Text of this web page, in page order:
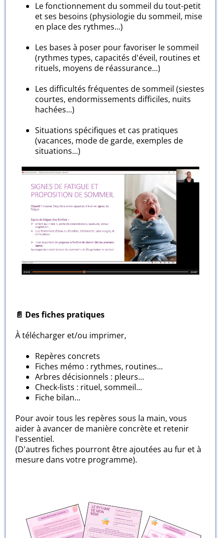
Le fonctionnement du sommeil du tout-petit
et ses besoins (physiologie du sommeil, mise
en place des rythmes...)
Les bases à poser pour favoriser le sommeil
(rythmes types, capacités d'éveil, routines et
rituels, moyens de réassurance...)
Les difficultés fréquentes de sommeil (siestes
courtes, endormissements difficiles, nuits
hachées...)
Situations spécifiques et cas pratiques
(vacances, mode de garde, exemples de
situations...)
📄 Des fiches pratiques
À télécharger et/ou imprimer,
Repères concrets
Fiches mémo : rythmes, routines...
Arbres décisionnels : pleurs...
Check-lists : rituel, sommeil...
Fiche bilan...
Pour avoir tous les repères sous la main, vous
aider à avancer de manière concrète et retenir
l'essentiel.
(D'autres fiches pourront être ajoutées au fur et à
mesure dans votre programme).